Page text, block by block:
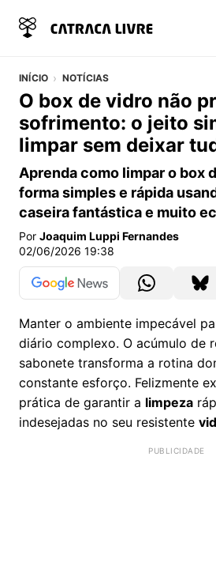
INÍCIO NOTÍCIAS
O box de vidro não
sofrimento: o jeito
limpar sem deixar
Aprenda como limpar o box
forma simples e rápida
caseira fantástica e muito
Por Joaquim Luppi Fernandes
02/06/2026 19:38
Manter o ambiente impecável
diário complexo. O acúmulo de
sabonete transforma a rotina
constante esforço. Felizmente
prática de garantir a limpeza
indesejadas no seu resistente